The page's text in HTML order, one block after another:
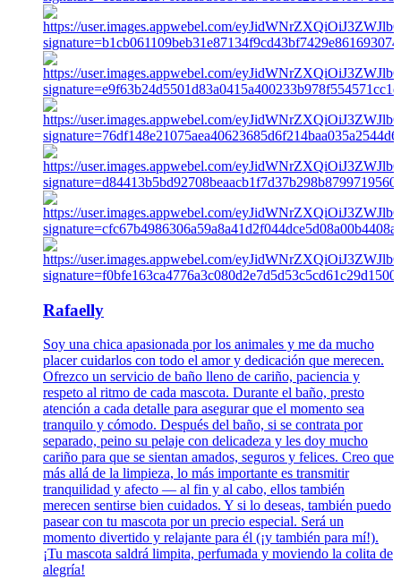
Rafaelly
Soy una chica apasionada por los animales y me da mucho
placer cuidarlos con todo el amor y dedicación que merecen.
Ofrezco un servicio de baño lleno de cariño, paciencia y
respeto al ritmo de cada mascota. Durante el baño, presto
atención a cada detalle para asegurar que el momento sea
tranquilo y cómodo. Después del baño, si se contrata por
separado, peino su pelaje con delicadeza y les doy mucho
cariño para que se sientan amados, seguros y felices. Creo que
más allá de la limpieza, lo más importante es transmitir
tranquilidad y afecto — al fin y al cabo, ellos también
merecen sentirse bien cuidados. Y si lo deseas, también puedo
pasear con tu mascota por un precio especial. Será un
momento divertido y relajante para él (¡y también para mí!).
¡Tu mascota saldrá limpita, perfumada y moviendo la colita de
alegría!